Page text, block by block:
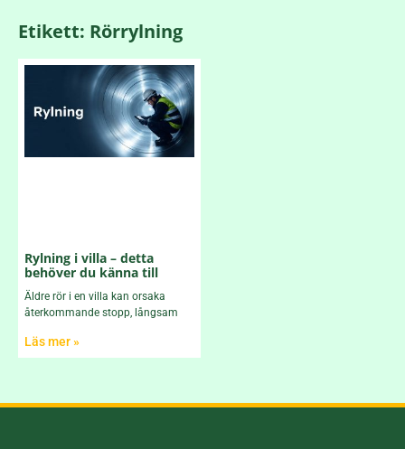
Etikett: Rörrylning
Rylning i villa – detta
behöver du känna till
Äldre rör i en villa kan orsaka
återkommande stopp, långsam
Läs mer »